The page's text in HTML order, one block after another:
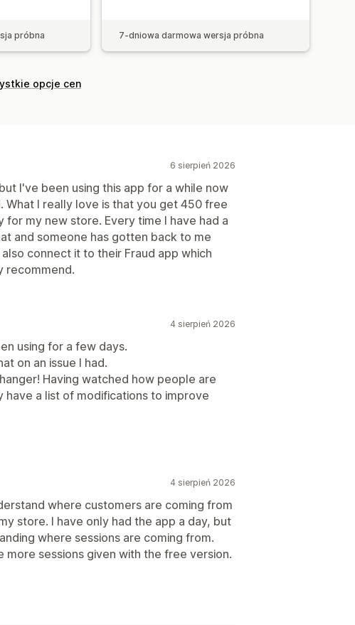
próbna 7-dniowa darmowa wersja próbna
opcje cen
6 sierpień 2026
I've been using this app for a while now
What I really love is that you get 450 free
for my new store. Every time I have had a
and someone has gotten back to me
connect it to their Fraud app which
recommend.
4 sierpień 2026
using for a few days.
on an issue I had.
Having watched how people are
have a list of modifications to improve
4 sierpień 2026
where customers are coming from
store. I have only had the app a day, but
where sessions are coming from.
more sessions given with the free version.